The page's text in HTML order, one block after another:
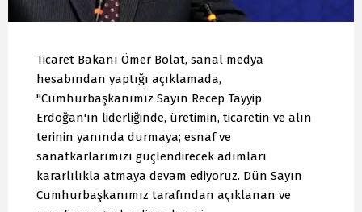
Ticaret Bakanı Ömer Bolat, sanal medya
hesabından yaptığı açıklamada,
"Cumhurbaşkanımız Sayın Recep Tayyip
Erdoğan'ın liderliğinde, üretimin, ticaretin ve alın
terinin yanında durmaya; esnaf ve
sanatkarlarımızı güçlendirecek adımları
kararlılıkla atmaya devam ediyoruz. Dün Sayın
Cumhurbaşkanımız tarafından açıklanan ve